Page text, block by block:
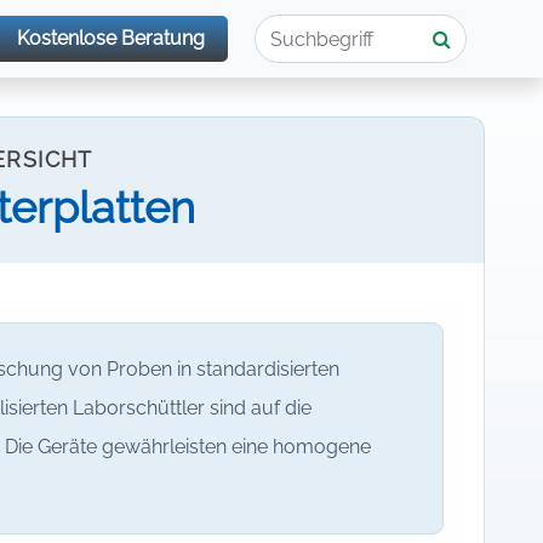
Kostenlose Beratung
von Proben in standardisierten
Laborschüttler sind auf die
Geräte gewährleisten eine homogene